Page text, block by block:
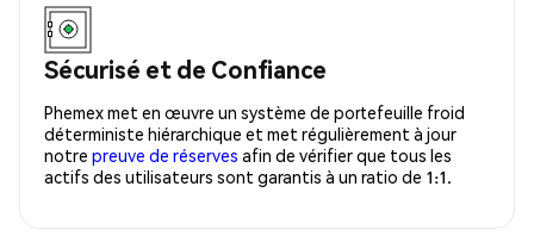
Sécurisé et de Confiance
Phemex met en œuvre un système de portefeuille froid
déterministe hiérarchique et met régulièrement à jour
notre preuve de réserves afin de vérifier que tous les
actifs des utilisateurs sont garantis à un ratio de 1:1.